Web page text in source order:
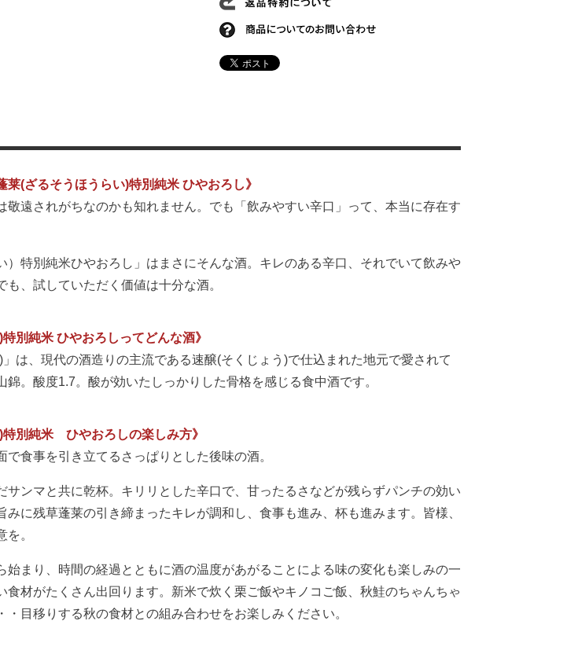
莱(ざるそうほうらい)特別純米 ひやおろし》
敬遠されがちなのかも知れません。でも「飲みやすい辛口」って、本当に存在す
）特別純米ひやおろし」はまさにそんな酒。キレのある辛口、それでいて飲みや
、試していただく価値は十分な酒。
別純米 ひやおろしってどんな酒》
」は、現代の酒造りの主流である速醸(そくじょう)で仕込まれた地元で愛されて
。酸度1.7。酸が効いたしっかりした骨格を感じる食中酒です。
特別純米 ひやおろしの楽しみ方》
食事を引き立てるさっぱりとした後味の酒。
サンマと共に乾杯。キリリとした辛口で、甘ったるさなどが残らずパンチの効い
みに残草蓬莱の引き締まったキレが調和し、食事も進み、杯も進みます。皆様、
。
始まり、時間の経過とともに酒の温度があがることによる味の変化も楽しみの一
食材がたくさん出回ります。新米で炊く栗ご飯やキノコご飯、秋鮭のちゃんちゃ
・目移りする秋の食材との組み合わせをお楽しみください。